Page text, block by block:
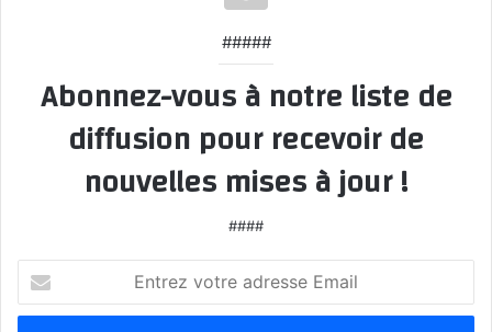
#####
Abonnez-vous à notre liste de
diffusion pour recevoir de
nouvelles mises à jour !
####
votre
adresse